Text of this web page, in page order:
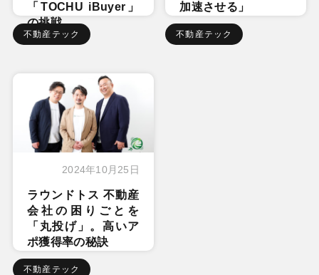
「TOCHU iBuyer」
の挑戦
不動産テック
加速させる」
不動産テック
2024年10月25日
ラウンドトス 不動産
会社の困りごとを
「丸投げ」。高いア
ポ獲得率の秘訣
不動産テック